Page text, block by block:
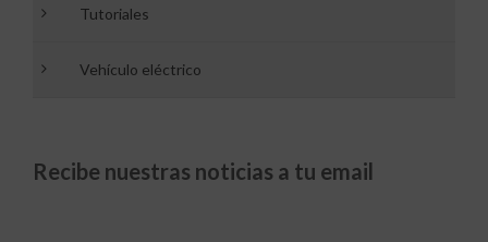
Tutoriales
Vehículo eléctrico
Recibe nuestras noticias a tu email